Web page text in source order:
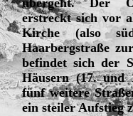
übergeht. Der
erstreckt sich vor
Kirche (also
Haarbergstraße
befindet sich der
Häusern (17. und
fünf weitere
ein steiler Aufstieg